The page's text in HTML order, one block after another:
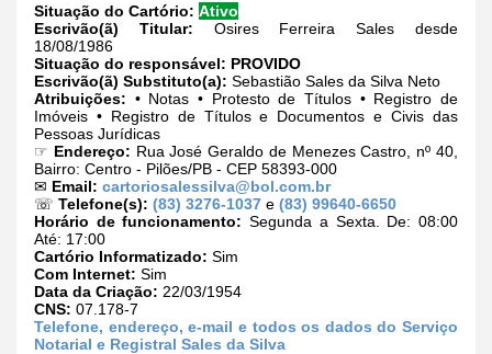
Situação do Cartório: Ativo
Escrivão(ã) Titular: Osires Ferreira Sales desde
18/08/1986
Situação do responsável: PROVIDO
Escrivão(ã) Substituto(a): Sebastião Sales da Silva Neto
Atribuições: • Notas • Protesto de Títulos • Registro de
Imóveis • Registro de Títulos e Documentos e Civis das
Pessoas Jurídicas
☞ Endereço: Rua José Geraldo de Menezes Castro, nº 40,
Bairro: Centro - Pilões/PB - CEP 58393-000
✉ Email: cartoriosalessilva@bol.com.br
☏ Telefone(s): (83) 3276-1037 e (83) 99640-6650
Horário de funcionamento: Segunda a Sexta. De: 08:00
Até: 17:00
Cartório Informatizado: Sim
Com Internet: Sim
Data da Criação: 22/03/1954
CNS: 07.178-7
Telefone, endereço, e-mail e todos os dados do Serviço
Notarial e Registral Sales da Silva